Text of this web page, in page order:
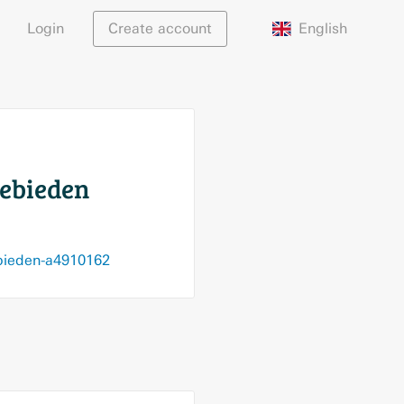
Login Create account English
a4910162